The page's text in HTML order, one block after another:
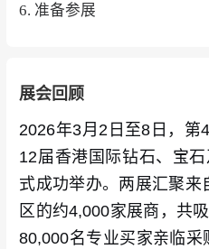
6. 准备参展
展会回顾
2026年3月2日至8日，第
12届香港国际钻石、宝
式成功举办。两展汇聚
区的约4,000家展商，共
80,000名专业买家亲临